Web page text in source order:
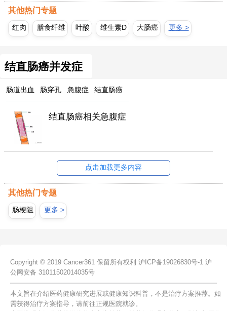
其他热门专题
红肉 膳食纤维 叶酸 维生素D 大肠癌 更多 >
结直肠癌并发症
肠道出血 肠穿孔 急腹症 结直肠癌
结直肠癌相关急腹症
点击加载更多内容
其他热门专题
肠梗阻 更多 >
Copyright © 2019 Cancer361 保留所有权利 沪ICP备19026830号-1 沪
公网安备 31011502014035号
本文旨在介绍医药健康研究进展或健康知识科普，不是治疗方案推荐。如
需获得治疗方案指导，请前往正规医院就诊。